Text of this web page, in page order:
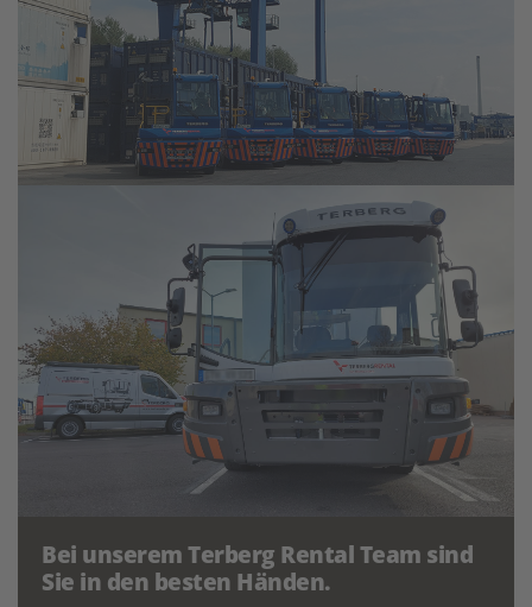
Bei unserem Terberg Rental Team sind
Sie in den besten Händen.